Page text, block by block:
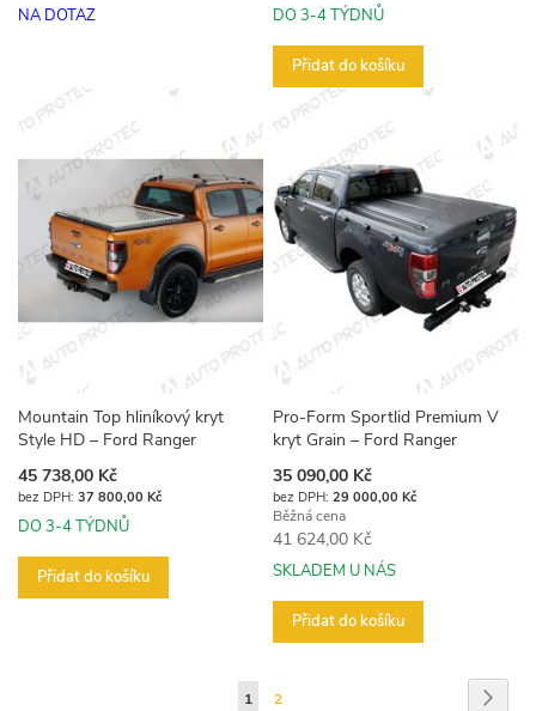
NA DOTAZ DO 3-4 TÝDNŮ
Přidat do košíku
Mountain Top hliníkový kryt
Style HD – Ford Ranger
45 738,00 Kč
37 800,00 Kč
DO 3-4 TÝDNŮ
Přidat do košíku
Pro-Form Sportlid Premium V
kryt Grain – Ford Ranger
Akční
cena
35 090,00 Kč
29 000,00 Kč
Běžná cena
41 624,00 Kč
SKLADEM U NÁS
Přidat do košíku
Stránka
Právě
1 Stránka
2